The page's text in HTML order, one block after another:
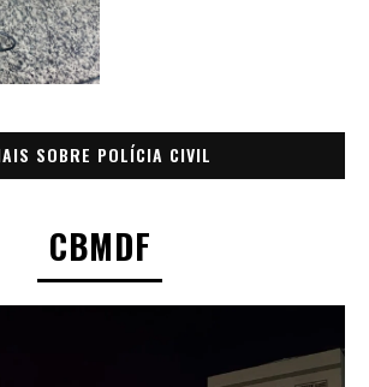
SOBRE POLÍCIA CIVIL
CBMDF